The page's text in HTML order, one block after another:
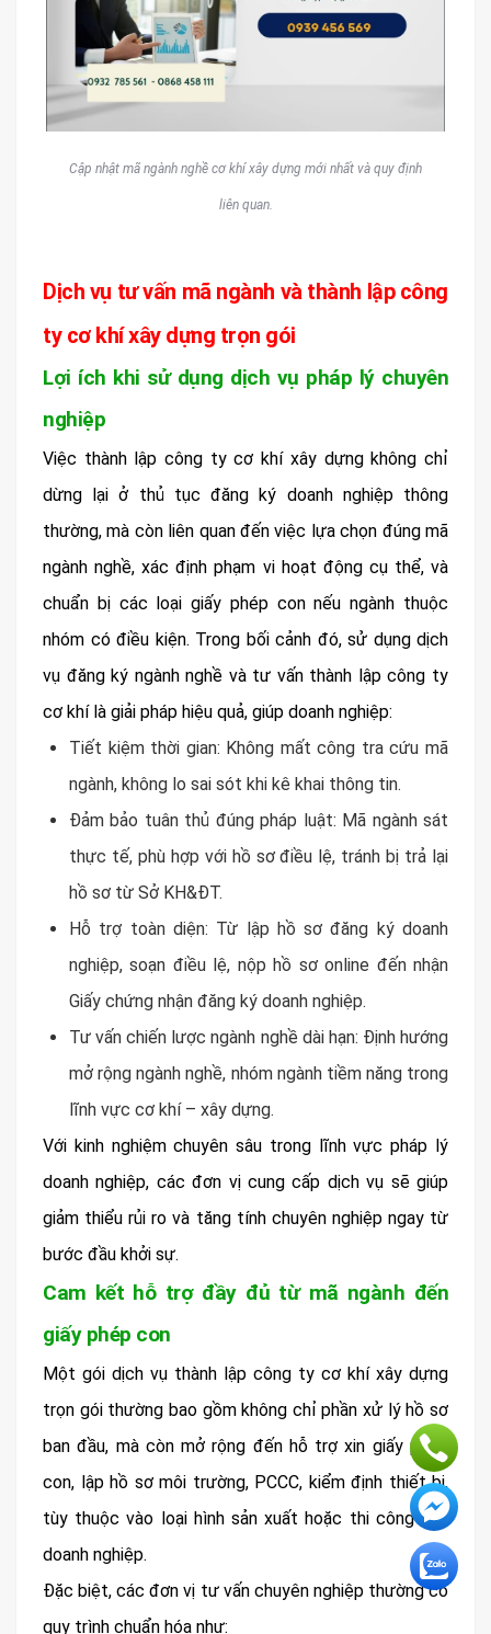
Cập nhật mã ngành nghề cơ khí xây dựng mới nhất và quy định
liên quan.
Dịch vụ tư vấn mã ngành và thành lập công
ty cơ khí xây dựng trọn gói
Lợi ích khi sử dụng dịch vụ pháp lý chuyên
nghiệp
Việc thành lập công ty cơ khí xây dựng không chỉ
dừng lại ở thủ tục đăng ký doanh nghiệp thông
thường, mà còn liên quan đến việc lựa chọn đúng mã
ngành nghề, xác định phạm vi hoạt động cụ thể, và
chuẩn bị các loại giấy phép con nếu ngành thuộc
nhóm có điều kiện. Trong bối cảnh đó, sử dụng dịch
vụ đăng ký ngành nghề và tư vấn thành lập công ty
cơ khí là giải pháp hiệu quả, giúp doanh nghiệp:
Tiết kiệm thời gian: Không mất công tra cứu mã
ngành, không lo sai sót khi kê khai thông tin.
Đảm bảo tuân thủ đúng pháp luật: Mã ngành sát
thực tế, phù hợp với hồ sơ điều lệ, tránh bị trả lại
hồ sơ từ Sở KH&ĐT.
Hỗ trợ toàn diện: Từ lập hồ sơ đăng ký doanh
nghiệp, soạn điều lệ, nộp hồ sơ online đến nhận
Giấy chứng nhận đăng ký doanh nghiệp.
Tư vấn chiến lược ngành nghề dài hạn: Định hướng
mở rộng ngành nghề, nhóm ngành tiềm năng trong
lĩnh vực cơ khí – xây dựng.
Với kinh nghiệm chuyên sâu trong lĩnh vực pháp lý
doanh nghiệp, các đơn vị cung cấp dịch vụ sẽ giúp
giảm thiểu rủi ro và tăng tính chuyên nghiệp ngay từ
bước đầu khởi sự.
Cam kết hỗ trợ đầy đủ từ mã ngành đến
giấy phép con
Một gói dịch vụ thành lập công ty cơ khí xây dựng
trọn gói thường bao gồm không chỉ phần xử lý hồ sơ
ban đầu, mà còn mở rộng đến hỗ trợ xin giấy phép
con, lập hồ sơ môi trường, PCCC, kiểm định thiết bị,
tùy thuộc vào loại hình sản xuất hoặc thi công của
doanh nghiệp.
Đặc biệt, các đơn vị tư vấn chuyên nghiệp thường có
quy trình chuẩn hóa như: